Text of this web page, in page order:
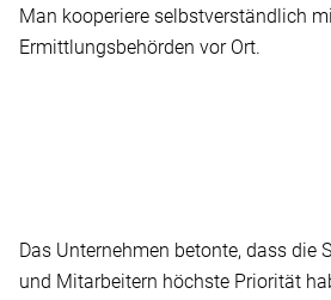
Man kooperiere selbstverständlich
Ermittlungsbehörden vor Ort.
Das Unternehmen betonte, dass die
und Mitarbeitern höchste Priorität